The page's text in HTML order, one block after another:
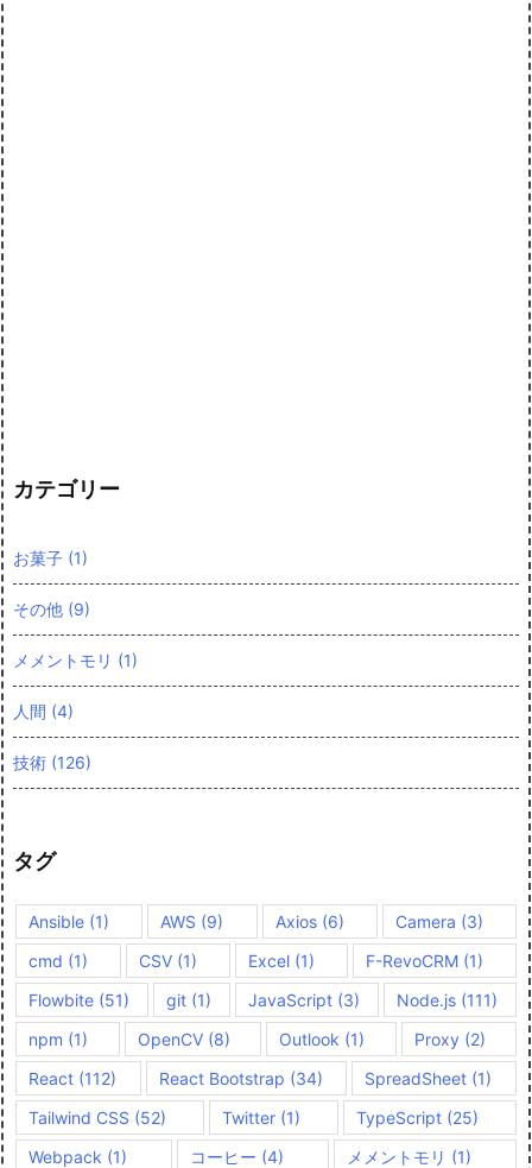
カテゴリー
お菓子 (1)
その他 (9)
メメントモリ (1)
人間 (4)
技術 (126)
タグ
Ansible (1) AWS (9) Axios(6) Camera (3)
cmd (1) CSV (1) Excel (1) F-RevoCRM (1)
Flowbite (51) git (1) JavaScript (3) Node.js (111)
npm (1) OpenCV(8) Outlook (1) Proxy (2)
React (112) React Bootstrap (34) SpreadSheet (1)
Tailwind CSS (52) Twitter (1) TypeScript (25)
Webpack (1) コーヒー (4) メメントモリ (1)